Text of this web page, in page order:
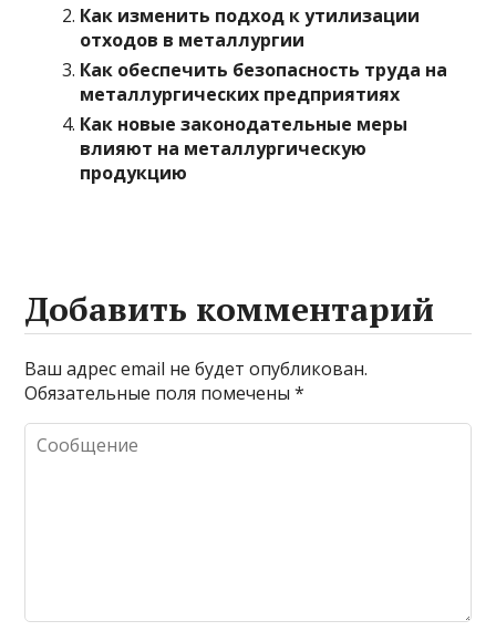
Как изменить подход к утилизации
отходов в металлургии
Как обеспечить безопасность труда на
металлургических предприятиях
Как новые законодательные меры
влияют на металлургическую
продукцию
Добавить комментарий
Ваш адрес email не будет опубликован.
Обязательные поля помечены*